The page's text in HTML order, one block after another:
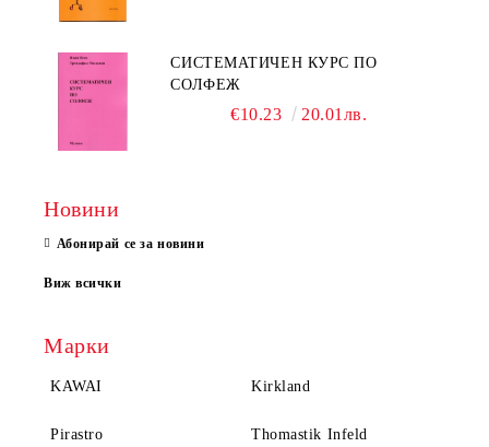
СИСТЕМАТИЧЕН КУРС ПО
СОЛФЕЖ
€10.23 20.01лв.
Новини
Абонирай се за новини
Виж всички
Марки
KAWAI Kirkland
Pirastro Thomastik Infeld